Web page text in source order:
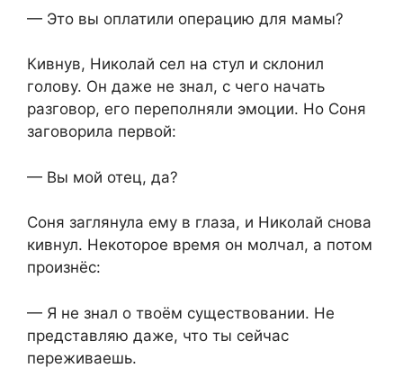
— Это вы оплатили операцию для мамы?
Кивнув, Николай сел на стул и склонил
голову. Он даже не знал, с чего начать
разговор, его переполняли эмоции. Но Соня
заговорила первой:
— Вы мой отец, да?
Соня заглянула ему в глаза, и Николай снова
кивнул. Некоторое время он молчал, а потом
произнёс:
— Я не знал о твоём существовании. Не
представляю даже, что ты сейчас
переживаешь.